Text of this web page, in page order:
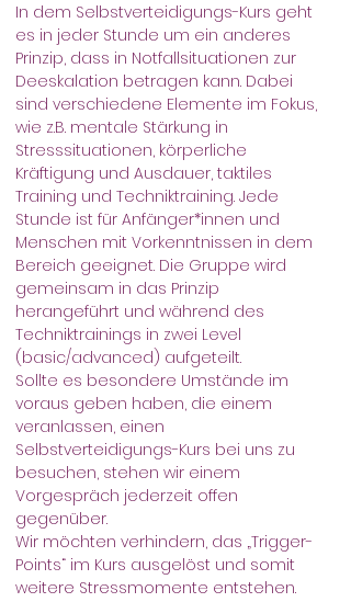
In dem Selbstverteidigungs-Kurs geht
es in jeder Stunde um ein anderes
Prinzip, dass in Notfallsituationen zur
Deeskalation betragen kann. Dabei
sind verschiedene Elemente im Fokus,
wie z.B. mentale Stärkung in
Stresssituationen, körperliche
Kräftigung und Ausdauer, taktiles
Training und Techniktraining. Jede
Stunde ist für Anfänger*innen und
Menschen mit Vorkenntnissen in dem
Bereich geeignet. Die Gruppe wird
gemeinsam in das Prinzip
herangeführt und während des
Techniktrainings in zwei Level
(basic/advanced) aufgeteilt.
Sollte es besondere Umstände im
voraus geben haben, die einem
veranlassen, einen
Selbstverteidigungs-Kurs bei uns zu
besuchen, stehen wir einem
Vorgespräch jederzeit offen
gegenüber.
Wir möchten verhindern, das „Trigger-
Points“ im Kurs ausgelöst und somit
weitere Stressmomente entstehen.